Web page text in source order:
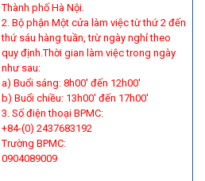
Thành phố Hà Nội.
2. Bộ phận Một cửa làm việc từ thứ 2 đến
thứ sáu hàng tuần, trừ ngày nghỉ theo
quy định.Thời gian làm việc trong ngày
như sau:
a) Buổi sáng: 8h00' đến 12h00'
b) Buổi chiều: 13h00' đến 17h00'
3. Số điện thoại BPMC:
+84-(0) 2437683192
Trường BPMC:
0904089009